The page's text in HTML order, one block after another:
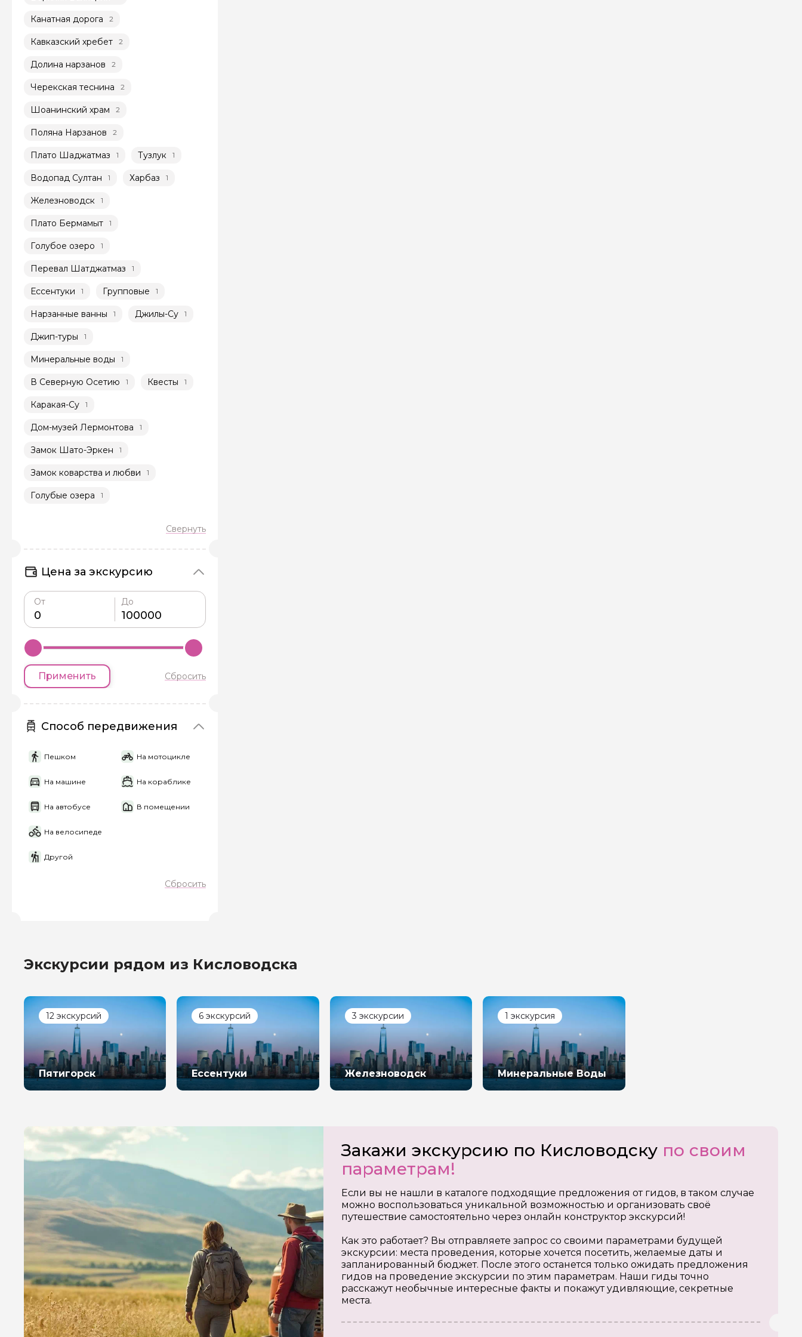
Канатная дорога 2
Кавказский хребет 2
Долина нарзанов 2
Черекская теснина 2
Шоанинский храм 2
Поляна Нарзанов 2
Плато Шаджатмаз 1 Тузлук 1
Водопад Султан 1 Харбаз 1
Железноводск 1
Плато Бермамыт 1
Голубое озеро 1
Перевал Шатджатмаз 1
Ессентуки 1 Групповые 1
Нарзанные ванны 1 Джилы-Су 1
Джип-туры 1
Минеральные воды 1
В Северную Осетию 1 Квесты 1
Каракая-Су 1
Дом-музей Лермонтова 1
Замок Шато-Эркен 1
Замок коварства и любви 1
Голубые озера 1
Цена за экскурсию
От До
Применить Сбросить
Способ передвижения
Пешком На мотоцикле
На машине На кораблике
На автобусе В помещении
На велосипеде
Другой
Сбросить
Экскурсии рядом из Кисловодска
12 экскурсий
Пятигорск
6 экскурсий
Ессентуки
3 экскурсии
Железноводск
1 экскурсия
Минеральные Воды
Закажи экскурсию по Кисловодску по своим
параметрам!
Если вы не нашли в каталоге подходящие предложения от гидов, в таком случае
можно воспользоваться уникальной возможностью и организовать своё
путешествие самостоятельно через онлайн конструктор экскурсий!
Как это работает? Вы отправляете запрос со своими параметрами будущей
экскурсии: места проведения, которые хочется посетить, желаемые даты и
запланированный бюджет. После этого останется только ожидать предложения
гидов на проведение экскурсии по этим параметрам. Наши гиды точно
расскажут необычные интересные факты и покажут удивляющие, секретные
места.